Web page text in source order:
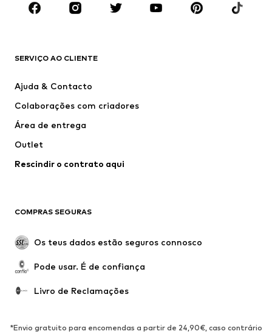
Acessórios
Premium
Novidades
Roupa interior
Sobretudos
Roupa de banho
Upcycling
SAPATOS
Novidades
SERVIÇO AO CLIENTE
Ajuda & Contacto
Colaborações com criadores
Área de entrega
Outlet
Rescindir o contrato aqui
COMPRAS SEGURAS
Os teus dados estão seguros connosco
Pode usar. É de confiança
Livro de Reclamações
*Envio gratuito para encomendas a partir de 24,90€, caso contrário